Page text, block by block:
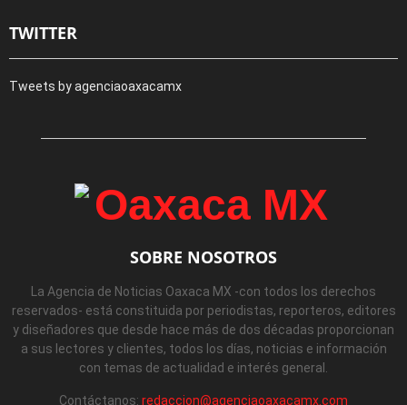
TWITTER
Tweets by agenciaoaxacamx
SOBRE NOSOTROS
La Agencia de Noticias Oaxaca MX -con todos los derechos
reservados- está constituida por periodistas, reporteros, editores
y diseñadores que desde hace más de dos décadas proporcionan
a sus lectores y clientes, todos los días, noticias e información
con temas de actualidad e interés general.
Contáctanos: redaccion@agenciaoaxacamx.com